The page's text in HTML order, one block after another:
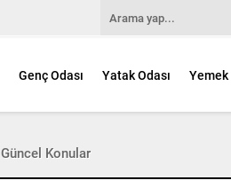
Genç Odası Yatak Odası Yemek
Güncel Konular